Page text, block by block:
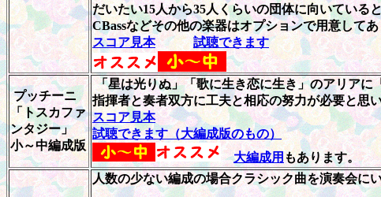
だいたい15人から35人くらいの団体に向いている
CBassなどその他の楽器はオプションで用意して
スコア見本
試聴できます
プッチーニ
「トスカファ
ンタジー」
小～中編成版
「星は光りぬ」「歌に生き恋に生き」のアリア
指揮者と奏者双方に工夫と相応の努力が必要と思
スコア見本
試聴できます（大編成版のもの）
大編成用 もあります。
人数の少ない編成の場合クラシック曲を演奏会に